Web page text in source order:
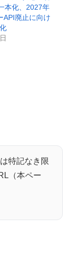
本化、2027年
API廃止に向け
特記なき限
（本ペー